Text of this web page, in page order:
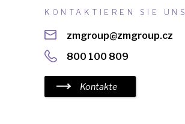
KONTAKTIEREN SIE UNS
zmgroup@zmgroup.cz
800 100 809
Kontakte